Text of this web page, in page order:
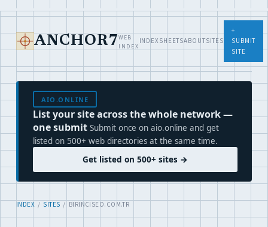
ANCHOR7 WEB
INDEX
INDEXSHEETSABOUTSITES
+
SUBMIT
SITE
AIO.ONLINE
List your site across the whole network —
one submit Submit once on aio.online and get
listed on 500+ web directories at the same time.
Get listed on 500+ sites →
INDEX / SITES / BIRINCISEO.COM.TR